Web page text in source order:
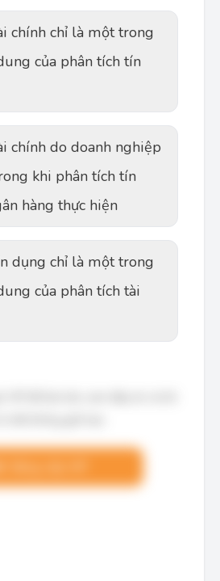
chính chỉ là một trong
của phân tích tín
chính do doanh nghiệp
khi phân tích tín
hàng thực hiện
dụng chỉ là một trong
của phân tích tài